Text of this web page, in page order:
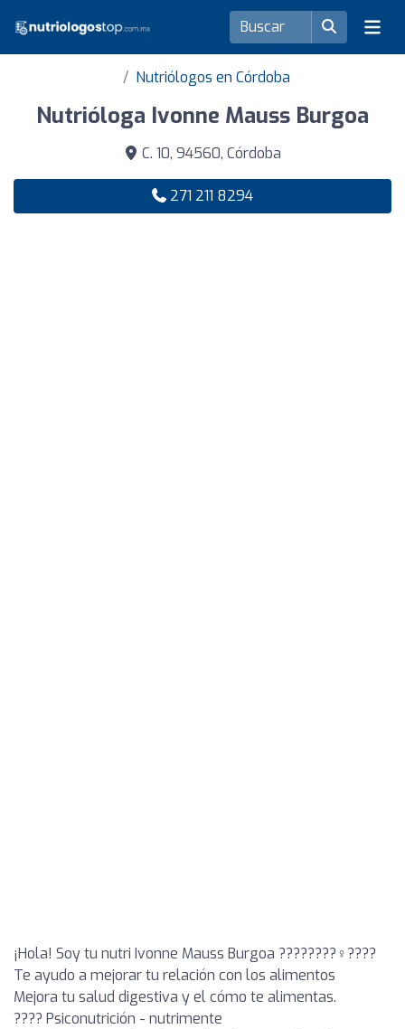
Nutriólogos en Córdoba
Nutrióloga Ivonne Mauss Burgoa
C. 10, 94560, Córdoba
271 211 8294
¡Hola! Soy tu nutri Ivonne Mauss Burgoa ????????‍♀️????
Te ayudo a mejorar tu relación con los alimentos
Mejora tu salud digestiva y el cómo te alimentas.
???? Psiconutrición - nutrimente